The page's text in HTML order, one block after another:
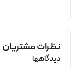
نظرات مشتریان
دیدگاهها